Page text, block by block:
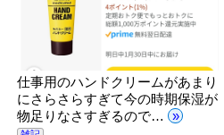
仕事用のハンドクリームがあまり
にさらさらすぎて今の時期保湿が
物足りなさすぎるので… »